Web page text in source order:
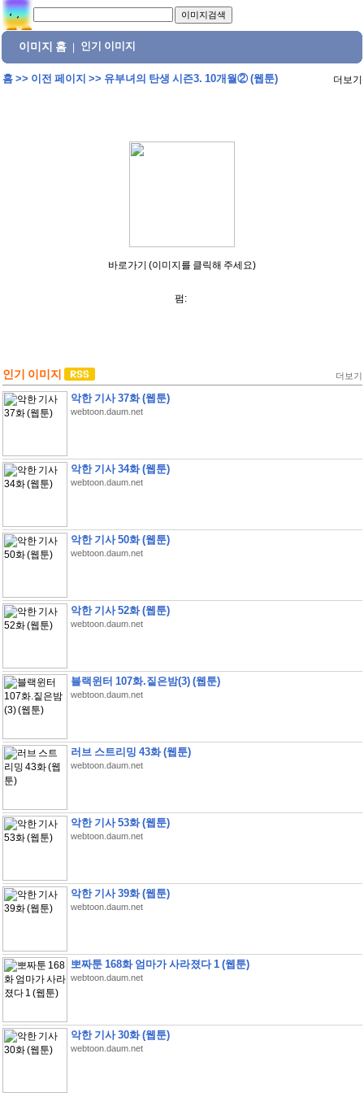
이미지 홈 인기 이미지
홈>> 이전 페이지 >> 유부녀의 탄생 시즌3. 10개월② (웹툰) 더보기
바로가기 (이미지를 클릭해 주세요)
펌:
인기 이미지 더보기
악한 기사 37화 (웹툰)
webtoon.daum.net
악한 기사 34화 (웹툰)
webtoon.daum.net
악한 기사 50화 (웹툰)
webtoon.daum.net
악한 기사 52화 (웹툰)
webtoon.daum.net
블랙윈터 107화.짙은밤(3) (웹툰)
webtoon.daum.net
러브 스트리밍 43화 (웹툰)
webtoon.daum.net
악한 기사 53화 (웹툰)
webtoon.daum.net
악한 기사 39화 (웹툰)
webtoon.daum.net
뽀짜툰 168화 엄마가 사라졌다 1 (웹툰)
webtoon.daum.net
악한 기사 30화 (웹툰)
webtoon.daum.net